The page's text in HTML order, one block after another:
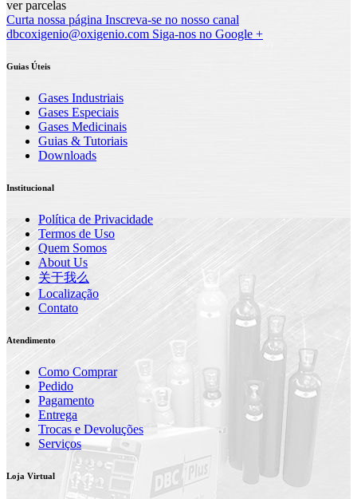
ver parcelas
Curta nossa página Inscreva-se no nosso canal
dbcoxigenio@oxigenio.com Siga-nos no Google +
Guias Úteis
Gases Industriais
Gases Especiais
Gases Medicinais
Guias & Tutoriais
Downloads
Institucional
Política de Privacidade
Termos de Uso
Quem Somos
About Us
关于我么
Localização
Contato
Atendimento
Como Comprar
Pedido
Pagamento
Entrega
Trocas e Devoluções
Serviços
Loja Virtual